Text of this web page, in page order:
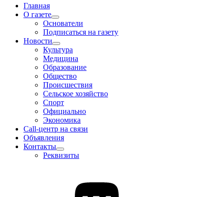
Главная
О газете
Основатели
Подписаться на газету
Новости
Культура
Медицина
Образование
Общество
Происшествия
Сельское хозяйство
Спорт
Официально
Экономика
Call-центр на связи
Объявления
Контакты
Реквизиты